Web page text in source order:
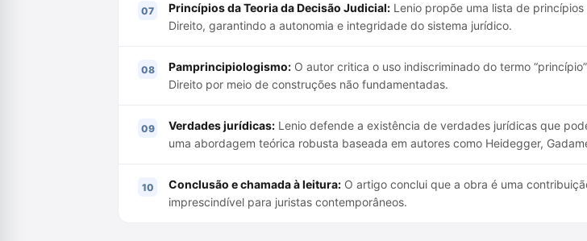
Princípios da Teoria da Decisão Judicial: Lenio propõe uma lista de
Direito, garantindo a autonomia e integridade do sistema jurídico.
Pamprincipiologismo: O autor critica o uso indiscriminado do termo
Direito por meio de construções não fundamentadas.
Verdades jurídicas: Lenio defende a existência de verdades jurídicas que
uma abordagem teórica robusta baseada em autores como Heidegger,
Conclusão e chamada à leitura: O artigo conclui que a obra é uma
imprescindível para juristas contemporâneos.